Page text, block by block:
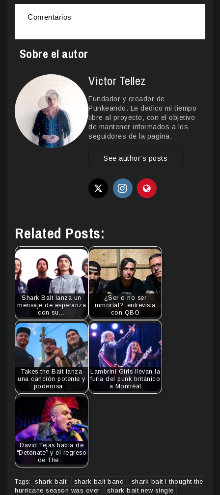
Comentarios
Sobre el autor
Victor Tellez
Fundador y creador de
Punkeando. Le dedico mi tiempo
libre al proyecto, con el objetivo
de mantener informados a los
seguidores de la pagina.
See author's posts
Related Posts:
Shark Bait lanza un
mensaje de esperanza
con su…
¿Ser o no ser
inmortal?: entrevista
con QBO
Takes the Bait lanza
una canción potente y
poderosa…
Lambrini Girls llevan la
furia del punk británico
a Montréal
David Tejas habla de
“Detonate” y el regreso
de The…
Tags: shark bait shark bait band
shark bait i thought the
hurricane season was over
shark bait new single